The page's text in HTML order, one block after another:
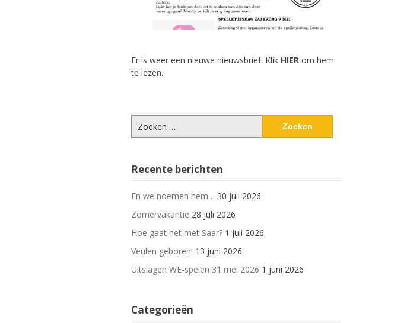
Er is weer een nieuwe nieuwsbrief. Klik HIER om hem
te lezen.
naar:
Recente berichten
En we noemen hem… 30 juli 2026
Zomervakantie 28 juli 2026
Hoe gaat het met Saar? 1 juli 2026
Veulen geboren! 13 juni 2026
Uitslagen WE-spelen 31 mei 2026 1 juni 2026
Categorieën